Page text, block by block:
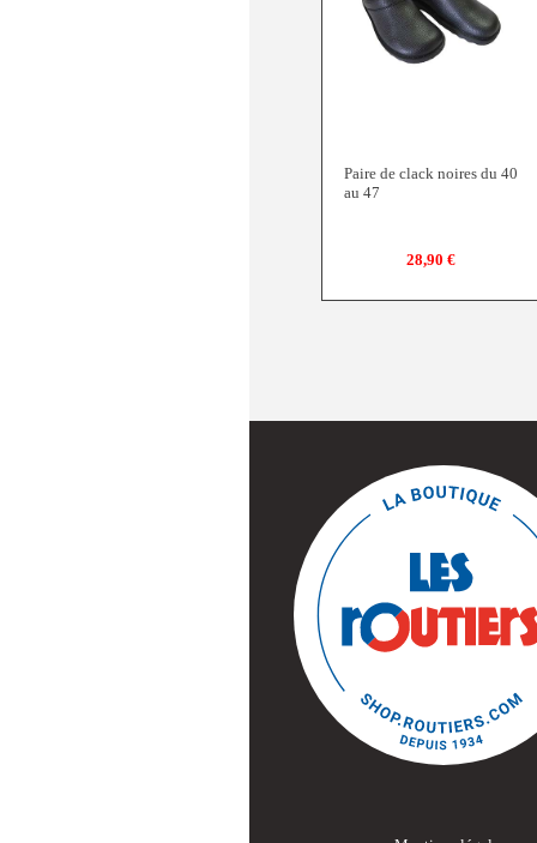
Paire de clack noires du 40
au 47
28,90 €